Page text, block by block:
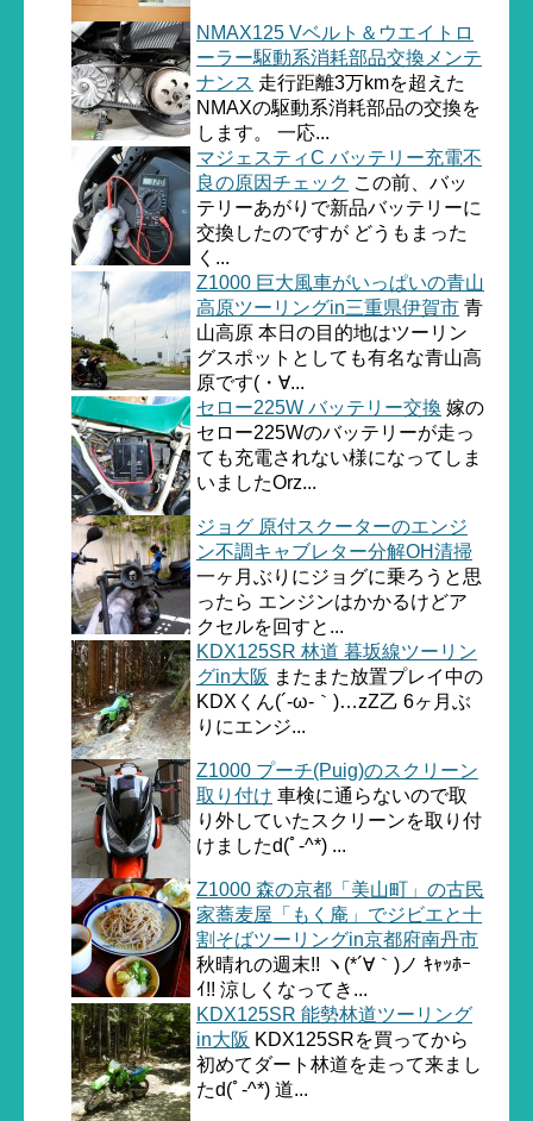
NMAX125 Vベルト＆ウエイトロ
ーラー駆動系消耗部品交換メンテ
ナンス 走行距離3万kmを超えた
NMAXの駆動系消耗部品の交換を
します。 一応...
マジェスティC バッテリー充電不
良の原因チェック この前、バッ
テリーあがりで新品バッテリーに
交換したのですが どうもまった
く...
Z1000 巨大風車がいっぱいの青山
高原ツーリングin三重県伊賀市 青
山高原 本日の目的地はツーリン
グスポットとしても有名な青山高
原です(・∀...
セロー225W バッテリー交換 嫁の
セロー225Wのバッテリーが走っ
ても充電されない様になってしま
いましたOrz...
ジョグ 原付スクーターのエンジ
ン不調キャブレター分解OH清掃
一ヶ月ぶりにジョグに乗ろうと思
ったら エンジンはかかるけどア
クセルを回すと...
KDX125SR 林道 暮坂線ツーリン
グin大阪 またまた放置プレイ中の
KDXくん(´-ω-｀)…zZ乙 6ヶ月ぶ
りにエンジ...
Z1000 プーチ(Puig)のスクリーン
取り付け 車検に通らないので取
り外していたスクリーンを取り付
けましたd(ﾟ-^*) ...
Z1000 森の京都「美山町」の古民
家蕎麦屋「もく庵」でジビエと十
割そばツーリングin京都府南丹市
秋晴れの週末!! ヽ(*´∀｀)ノ ｷｬｯﾎｰ
ｲ!! 涼しくなってき...
KDX125SR 能勢林道ツーリング
in大阪 KDX125SRを買ってから
初めてダート林道を走って来まし
たd(ﾟ-^*) 道...